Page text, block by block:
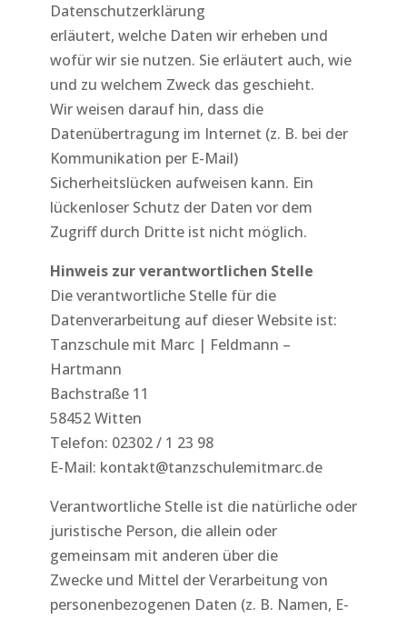
Datenschutzerklärung
erläutert, welche Daten wir erheben und
wofür wir sie nutzen. Sie erläutert auch, wie
und zu welchem Zweck das geschieht.
Wir weisen darauf hin, dass die
Datenübertragung im Internet (z. B. bei der
Kommunikation per E-Mail)
Sicherheitslücken aufweisen kann. Ein
lückenloser Schutz der Daten vor dem
Zugriff durch Dritte ist nicht möglich.
Hinweis zur verantwortlichen Stelle
Die verantwortliche Stelle für die
Datenverarbeitung auf dieser Website ist:
Tanzschule mit Marc | Feldmann –
Hartmann
Bachstraße 11
58452 Witten
Telefon: 02302 / 1 23 98
E-Mail: kontakt@tanzschulemitmarc.de
Verantwortliche Stelle ist die natürliche oder
juristische Person, die allein oder
gemeinsam mit anderen über die
Zwecke und Mittel der Verarbeitung von
personenbezogenen Daten (z. B. Namen, E-